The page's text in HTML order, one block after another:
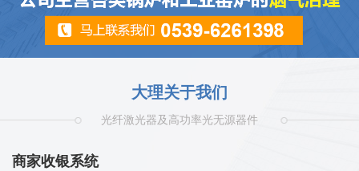
大理关于我们
光纤激光器及高功率光无源器件
商家收银系统